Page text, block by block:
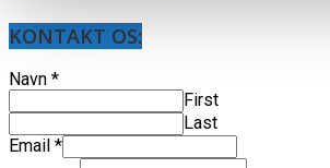
KONTAKT OS:
Navn *
First
Last
Email *